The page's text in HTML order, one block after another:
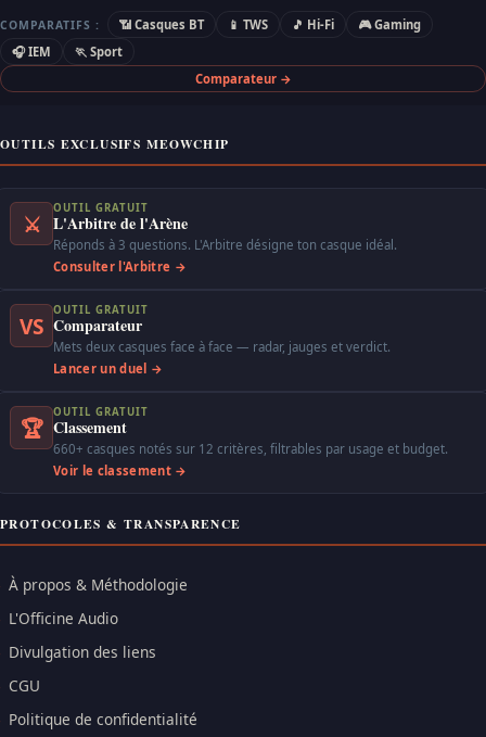
COMPARATIFS : 📶 Casques BT 📱 TWS 🎵 Hi-Fi
🎮 Gaming
🎧 IEM
🏃 Sport
Comparateur →
OUTILS EXCLUSIFS MEOWCHIP
⚔
OUTIL GRATUIT
L'Arbitre de l'Arène
Réponds à 3 questions. L'Arbitre désigne ton casque idéal.
Consulter l'Arbitre →
VS
OUTIL GRATUIT
Comparateur
Mets deux casques face à face — radar, jauges et verdict.
Lancer un duel →
🏆
OUTIL GRATUIT
Classement
660+ casques notés sur 12 critères, filtrables par usage et budget.
Voir le classement →
PROTOCOLES & TRANSPARENCE
À propos & Méthodologie
L'Officine Audio
Divulgation des liens
CGU
Politique de confidentialité